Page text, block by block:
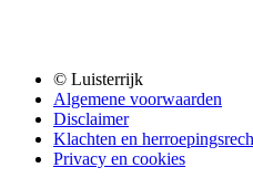
© Luisterrijk
Algemene voorwaarden
Disclaimer
Klachten en
Privacy en cookies